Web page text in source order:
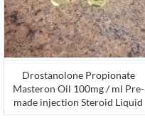
Drostanolone Propionate
Masteron Oil 100mg / ml Pre-
made injection Steroid Liquid